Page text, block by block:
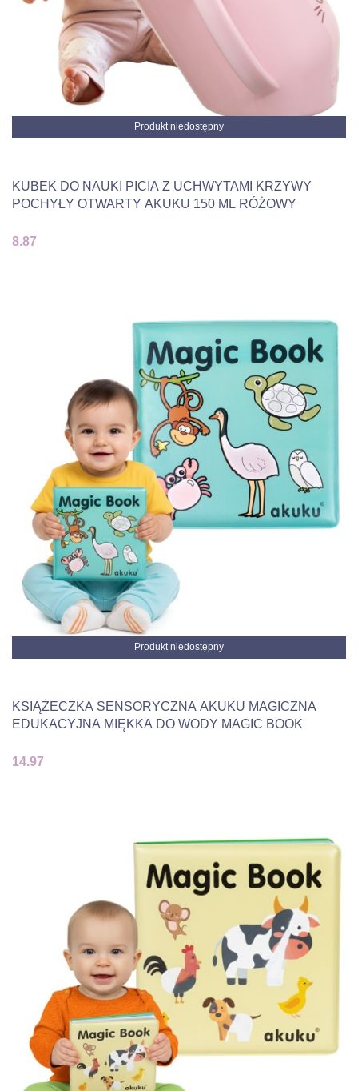
Produkt niedostępny
KUBEK DO NAUKI PICIA Z UCHWYTAMI KRZYWY
POCHYŁY OTWARTY AKUKU 150 ML RÓŻOWY
8.87
Produkt niedostępny
KSIĄŻECZKA SENSORYCZNA AKUKU MAGICZNA
EDUKACYJNA MIĘKKA DO WODY MAGIC BOOK
14.97